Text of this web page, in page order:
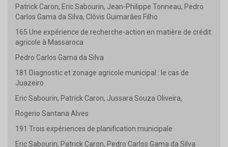
Patrick Caron, Eric Sabourin, Jean-Philippe Tonneau, Pedro
Carlos Gama da Silva, Clôvis Guimarâes Filho
165 Une expérience de recherche-action en matière de crédit
agricole à Massaroca
Pedro Carlos Gama da Silva
181 Diagnostic et zonage agricole municipal : le cas de
Juazeiro
Eric Sabourin, Patrick Caron, Jussara Souza Oliveira,
Rogerio Santana Alves
191 Trois expériences de planification municipale
Eric Sabourin, Patrick Caron, Pedro Carlos Gama da Silva